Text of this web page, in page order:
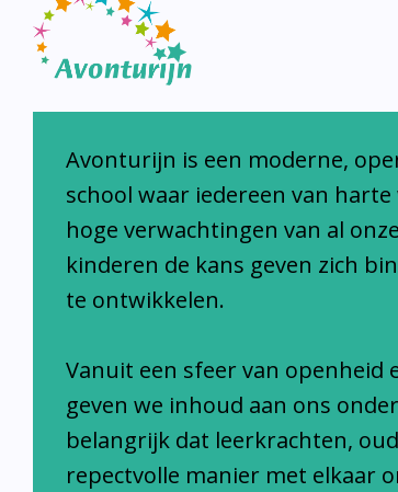
Avonturijn laat
school waar iedereen van harte
hoge verwachtingen van al
kinderen de kans geven zich
te ontwikkelen.
geven we inhoud aan ons
belangrijk dat leerkrachten,
repectvolle manier met elkaar
houden met normen en